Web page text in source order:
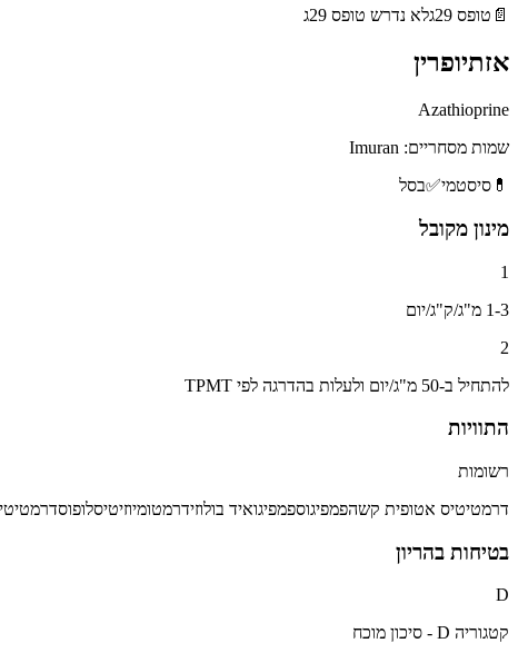
📄 טופס 29ג לא נדרש טופס 29ג
אזתיופרין
Azathioprine
שמות מסחריים: Imuran
💊 סיסטמי✅בסל
מינון מקובל
1
1-3 מ"ג/ק"ג/יום
2
להתחיל ב-50 מ"ג/יום ולעלות בהדרגה לפי TPMT
התוויות
רשומות
דרמטיטיס אטופית קשהפמפיגוספמפיגואיד בולוזידרמטומיוזיטיסלופוס
בטיחות בהריון
D
קטגוריה D - סיכון מוכח